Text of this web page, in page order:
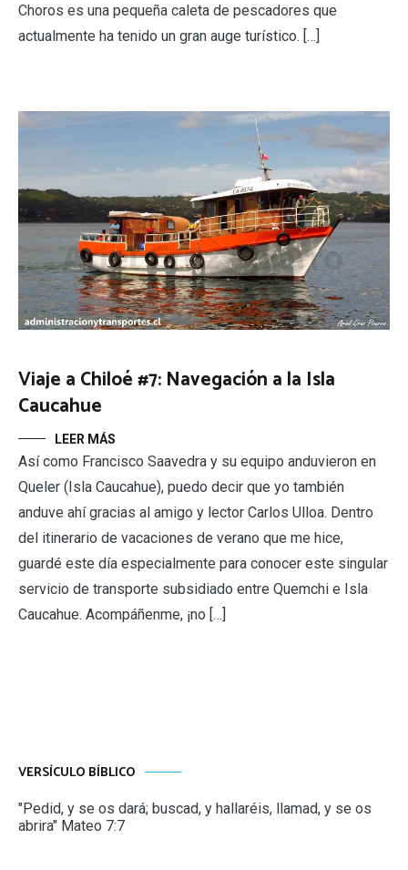
Choros es una pequeña caleta de pescadores que
actualmente ha tenido un gran auge turístico. […]
Viaje a Chiloé #7: Navegación a la Isla
Caucahue
LEER MÁS
Así como Francisco Saavedra y su equipo anduvieron en
Queler (Isla Caucahue), puedo decir que yo también
anduve ahí gracias al amigo y lector Carlos Ulloa. Dentro
del itinerario de vacaciones de verano que me hice,
guardé este día especialmente para conocer este singular
servicio de transporte subsidiado entre Quemchi e Isla
Caucahue. Acompáñenme, ¡no […]
VERSÍCULO BÍBLICO
"Pedid, y se os dará; buscad, y hallaréis, llamad, y se os
abrira" Mateo 7:7